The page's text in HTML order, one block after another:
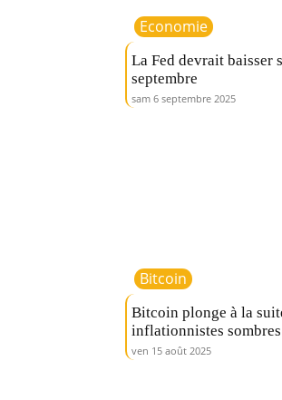
Economie
La Fed devrait baisser
septembre
sam 6 septembre 2025
Bitcoin
Bitcoin plonge à la
inflationnistes sombres
ven 15 août 2025